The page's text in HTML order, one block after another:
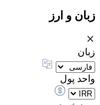
زبان و ارز
زبان
واحد پول